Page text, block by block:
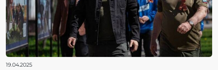
19.04.2025